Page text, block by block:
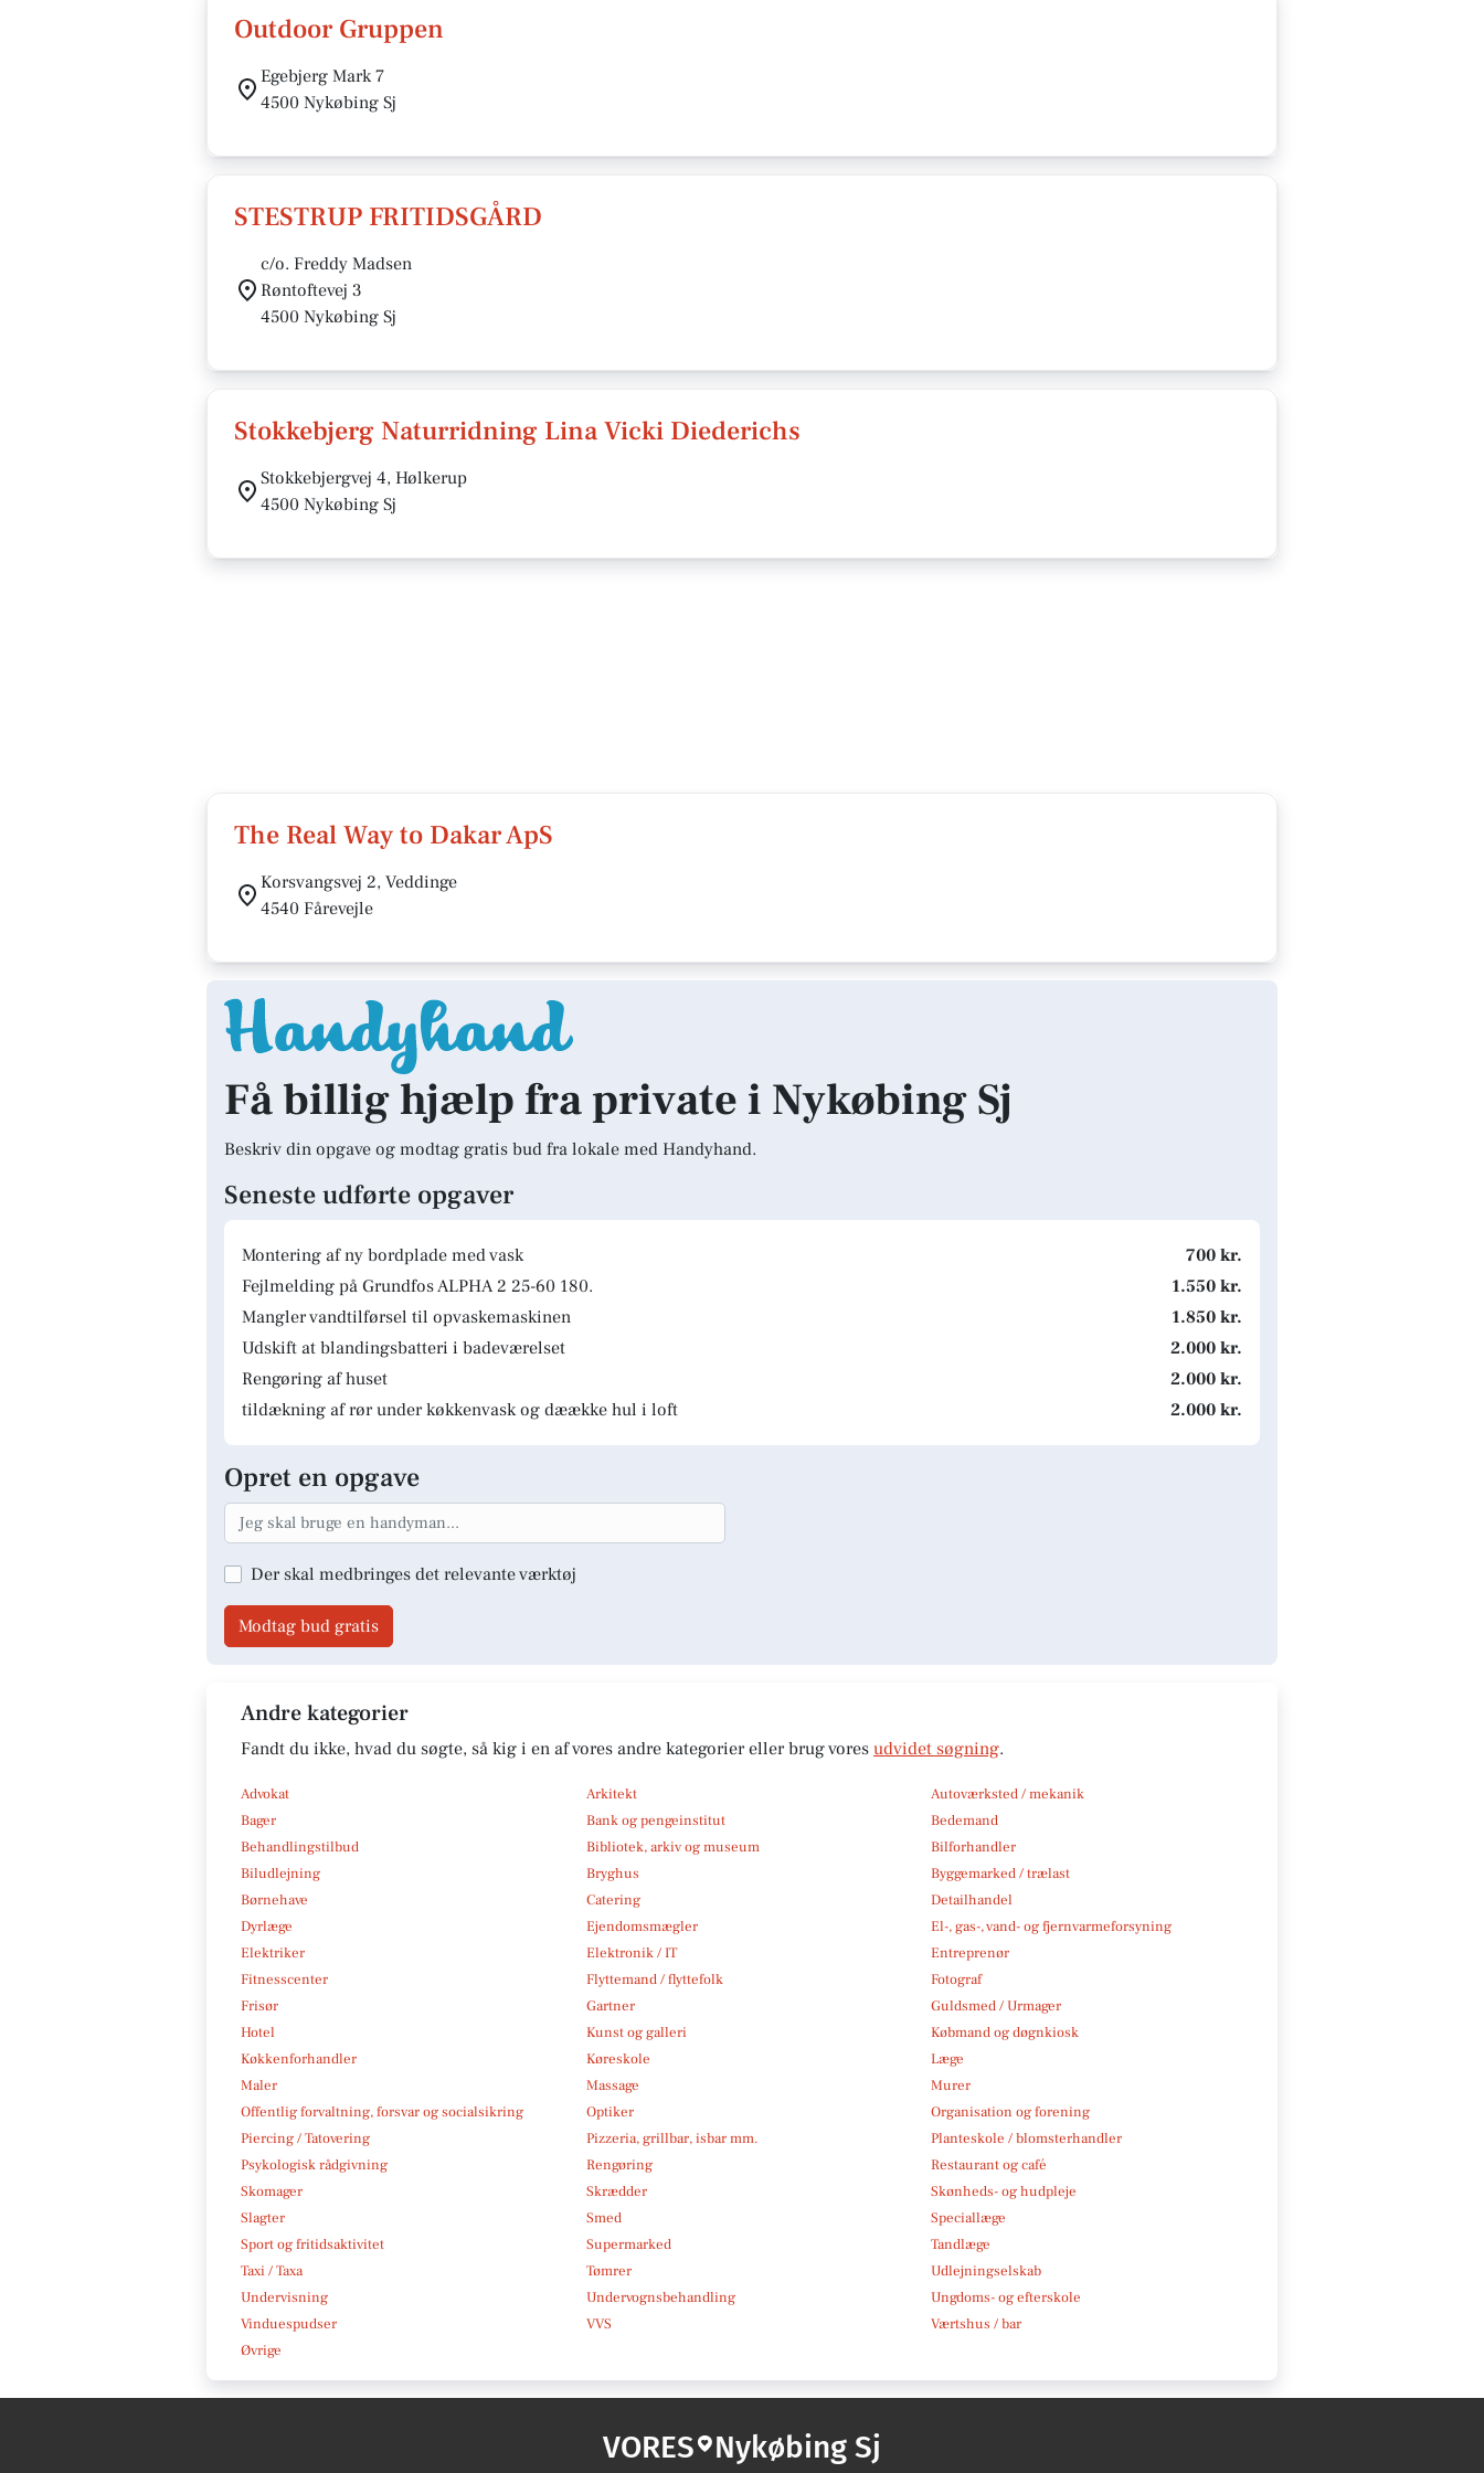
Outdoor Gruppen
Egebjerg Mark 7
4500 Nykøbing Sj
STESTRUP FRITIDSGÅRD
c/o. Freddy Madsen
Røntoftevej 3
4500 Nykøbing Sj
Stokkebjerg Naturridning Lina Vicki Diederichs
Stokkebjergvej 4, Hølkerup
4500 Nykøbing Sj
The Real Way to Dakar ApS
Korsvangsvej 2, Veddinge
4540 Fårevejle
Få billig hjælp fra private i Nykøbing Sj
Beskriv din opgave og modtag gratis bud fra lokale med Handyhand.
Seneste udførte opgaver
Montering af ny bordplade med vask
700 kr.
Fejlmelding på Grundfos ALPHA 2 25-60 180.
1.550 kr.
Mangler vandtilførsel til opvaskemaskinen
1.850 kr.
Udskift at blandingsbatteri i badeværelset
2.000 kr.
Rengøring af huset
2.000 kr.
tildækning af rør under køkkenvask og dæække hul i loft
2.000 kr.
Opret en opgave
Der skal medbringes det relevante værktøj
Modtag bud gratis
Andre kategorier
Fandt du ikke, hvad du søgte, så kig i en af vores andre kategorier eller brug vores udvidet søgning.
Advokat Arkitekt
Autoværksted / mekanik
Bager
Bank og pengeinstitut
Bedemand
Behandlingstilbud
Bibliotek, arkiv og museum
Bilforhandler
Biludlejning
Bryghus
Byggemarked / trælast
Børnehave
Catering
Detailhandel
Dyrlæge
Ejendomsmægler
El-, gas-, vand- og fjernvarmeforsyning
Elektriker
Elektronik / IT
Entreprenør
Fitnesscenter
Flyttemand / flyttefolk
Fotograf
Frisør
Gartner
Guldsmed / Urmager
Hotel
Kunst og galleri
Købmand og døgnkiosk
Køkkenforhandler
Køreskole
Læge
Maler
Massage
Murer
Offentlig forvaltning, forsvar og socialsikring
Optiker
Organisation og forening
Piercing / Tatovering
Pizzeria, grillbar, isbar mm.
Planteskole / blomsterhandler
Psykologisk rådgivning
Rengøring
Restaurant og café
Skomager
Skrædder
Skønheds- og hudpleje
Slagter
Smed
Speciallæge
Sport og fritidsaktivitet
Supermarked
Tandlæge
Taxi / Taxa
Tømrer
Udlejningselskab
Undervisning
Undervognsbehandling
Ungdoms- og efterskole
Vinduespudser
VVS
Værtshus / bar
Øvrige
VORES Nykøbing Sj